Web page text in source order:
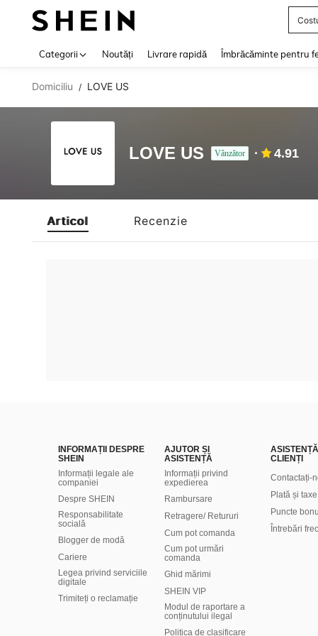
Categorii Noutăți Livrare rapidă Îmbrăcăminte pentru
Domiciliu / LOVE US
LOVE US Vânzător 4.91
Articol Recenzie
INFORMAȚII DESPRE
SHEIN
Informații legale ale
companiei
Despre SHEIN
Responsabilitate
socială
Blogger de modă
Cariere
Legea privind serviciile
digitale
Trimiteți o reclamație
AJUTOR ȘI
ASISTENȚĂ
Informații privind
expedierea
Rambursare
Retragere/ Retururi
Cum pot comanda
Cum pot urmări
comanda
Ghid mărimi
SHEIN VIP
Modul de raportare a
conținutului ilegal
Politica de clasificare
CLIENȚI
Contactați-
Plată și taxe
Puncte
Întrebări